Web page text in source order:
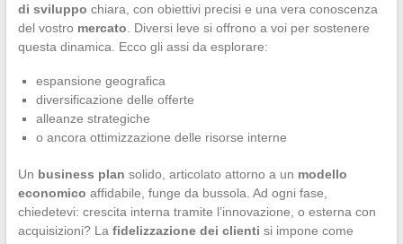
di sviluppo chiara, con obiettivi precisi e una vera conoscenza
del vostro mercato . Diversi leve si offrono a voi per sostenere
questa dinamica. Ecco gli assi da esplorare:
espansione geografica
diversificazione delle offerte
alleanze strategiche
o ancora ottimizzazione delle risorse interne
Un business plan solido, articolato attorno a un modello
economico affidabile, funge da bussola. Ad ogni fase,
chiedetevi: crescita interna tramite l’innovazione, o esterna con
acquisizioni? La fidelizzazione dei clienti si impone come